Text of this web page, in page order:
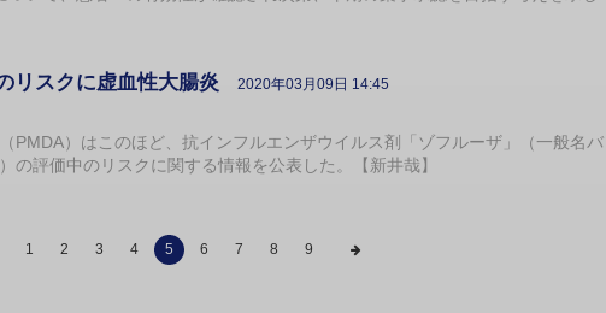
リスクに虚血性大腸炎 2020年03月09日 14:45
PMDA）はこのほど、抗インフルエンザウイルス剤「ゾフルーザ」（一般名バ
評価中のリスクに関する情報を公表した。【新井哉】
1 2 3 4 5 6 7 8 9